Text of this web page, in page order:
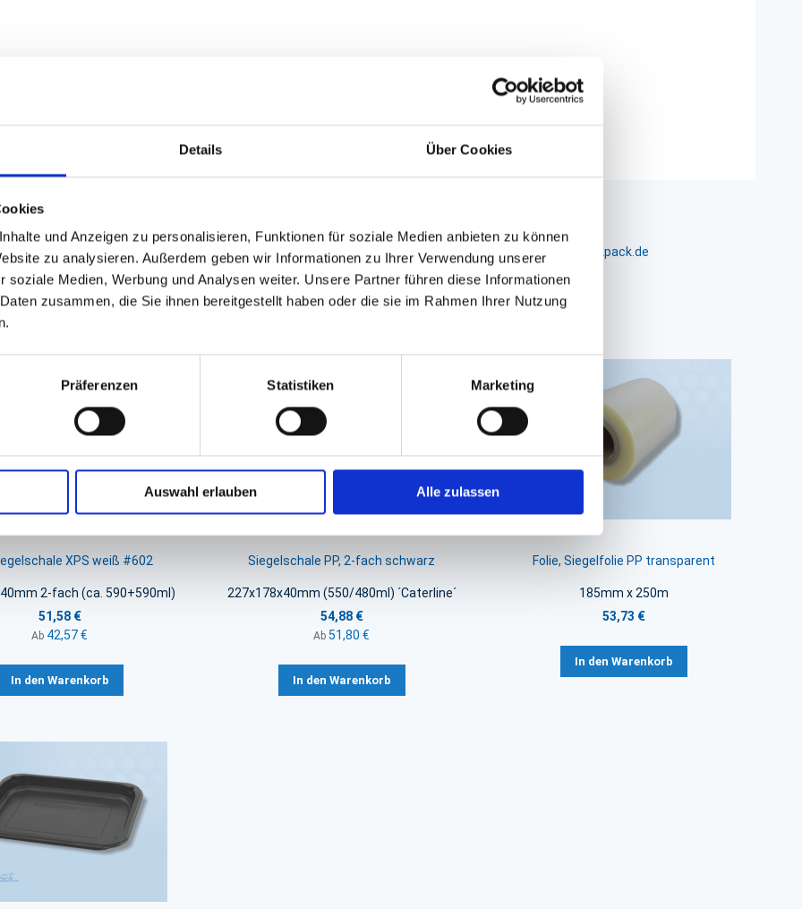
Details Über Cookies
und Anzeigen zu personalisieren, Funktionen für soziale Medien anbieten zu können
zu analysieren. Außerdem geben wir Informationen zu Ihrer Verwendung unserer
soziale Medien, Werbung und Analysen weiter. Unsere Partner führen diese Informationen
zusammen, die Sie ihnen bereitgestellt haben oder die sie im Rahmen Ihrer Nutzung
Präferenzen Statistiken Marketing
Auswahl erlauben Alle zulassen
auf dem Bildschirm anders erscheinen als das Produkt selbst)
Produktsicherheitsverordnung: packpack.de GmbH, Am Bullhamm 24-26, D-26441 Jever, info@packpack.de
sein
XPS weiß #602
2-fach (ca. 590+590ml)
51,58 €
Ab 42,57 €
In den Warenkorb
Siegelschale PP, 2-fach schwarz
227x178x40mm (550/480ml) ´Caterline´
54,88 €
Ab 51,80 €
In den Warenkorb
Folie, Siegelfolie PP transparent
185mm x 250m
53,73 €
In den Warenkorb